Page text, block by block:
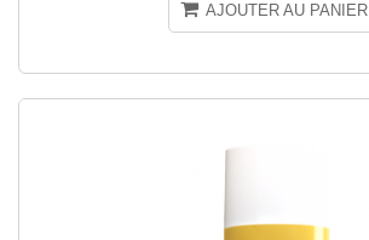
AJOUTER AU PANIER